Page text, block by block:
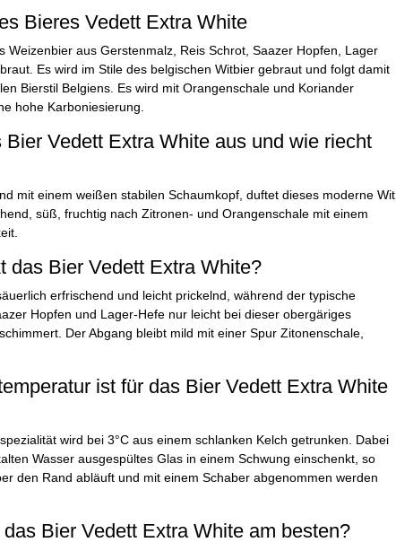
Bieres Vedett Extra White
Weizenbier aus Gerstenmalz, Reis Schrot, Saazer Hopfen, Lager
Es wird im Stile des belgischen Witbier gebraut und folgt damit
Bierstil Belgiens. Es wird mit Orangenschale und Koriander
hohe Karboniesierung.
Bier Vedett Extra White aus und wie riecht
mit einem weißen stabilen Schaumkopf, duftet dieses moderne Wit
süß, fruchtig nach Zitronen- und Orangenschale mit einem
das Bier Vedett Extra White?
erfrischend und leicht prickelnd, während der typische
Hopfen und Lager-Hefe nur leicht bei dieser obergäriges
Der Abgang bleibt mild mit einer Spur Zitonenschale,
ist für das Bier Vedett Extra White
wird bei 3°C aus einem schlanken Kelch getrunken. Dabei
Wasser ausgespültes Glas in einem Schwung einschenkt, so
den Rand abläuft und mit einem Schaber abgenommen werden
Bier Vedett Extra White am besten?